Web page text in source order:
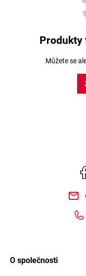
Produkty
Můžete se
O společnosti